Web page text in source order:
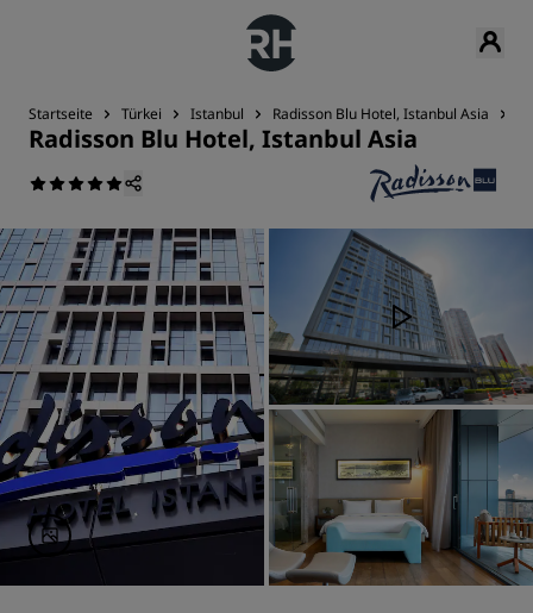
Startseite Türkei Istanbul Radisson Blu Hotel, Istanbul Asia
Radisson Blu Hotel, Istanbul Asia